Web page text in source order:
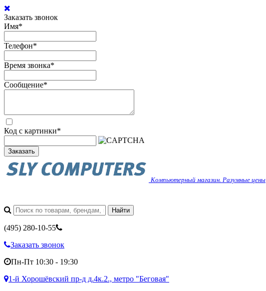
Заказать звонок
Имя*
Телефон*
Время звонка*
Сообщение*
Код с картинки*
Заказать
Компьютерный магазин. Разумные цены
(495) 280-10-55
Заказать звонок
Пн-Пт 10:30 - 19:30
1-й Хорошёвский пр-д д.4к.2., метро "Беговая"